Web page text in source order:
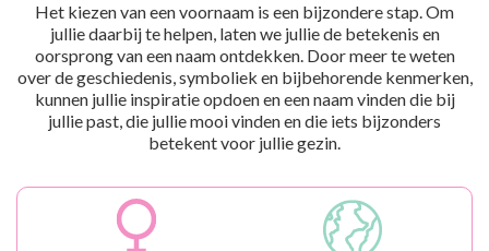
Het kiezen van een voornaam is een bijzondere stap. Om
jullie daarbij te helpen, laten we jullie de betekenis en
oorsprong van een naam ontdekken. Door meer te weten
over de geschiedenis, symboliek en bijbehorende kenmerken,
kunnen jullie inspiratie opdoen en een naam vinden die bij
jullie past, die jullie mooi vinden en die iets bijzonders
betekent voor jullie gezin.